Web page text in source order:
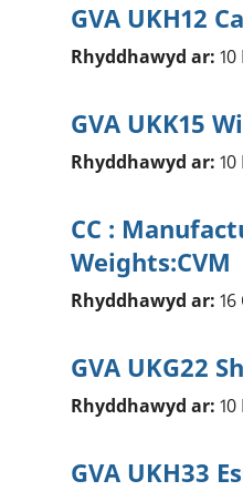
GVA UKH12
Rhyddhawyd ar:
GVA UKK15
Rhyddhawyd ar:
CC :
Weights:CVM
Rhyddhawyd ar:
GVA UKG22
Rhyddhawyd ar:
GVA UKH33